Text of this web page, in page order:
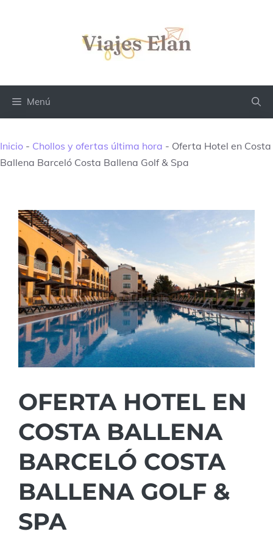
Menú
Inicio - Chollos y ofertas última hora - Oferta Hotel en Costa
Ballena Barceló Costa Ballena Golf & Spa
OFERTA HOTEL EN
COSTA BALLENA
BARCELÓ COSTA
BALLENA GOLF &
SPA